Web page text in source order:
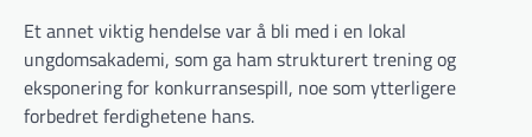
Et annet viktig hendelse var å bli med i en lokal
ungdomsakademi, som ga ham strukturert trening og
eksponering for konkurransespill, noe som ytterligere
forbedret ferdighetene hans.